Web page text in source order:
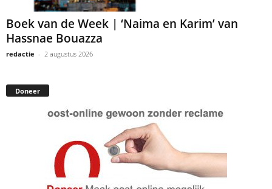
Boek van de Week | ‘Naima en Karim’ van
Hassnae Bouazza
redactie - 2 augustus 2026
Doneer